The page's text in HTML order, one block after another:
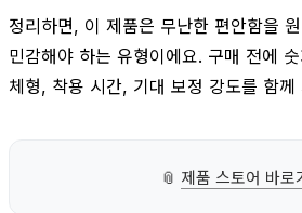
정리하면, 이 제품은 무난한 편안함을
민감해야 하는 유형이에요. 구매 전에
체형, 착용 시간, 기대 보정 강도를 함께
📎 제품 스토어 바로